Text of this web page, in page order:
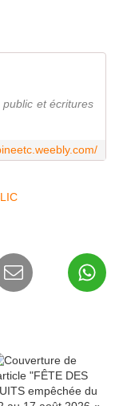
et écritures